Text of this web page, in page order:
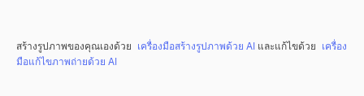
สร้างรูปภาพของคุณเองด้วย เครื่องมือสร้างรูปภาพด้วย AI และแก้ไขด้วย เครื่อง
มือแก้ไขภาพถ่ายด้วย AI